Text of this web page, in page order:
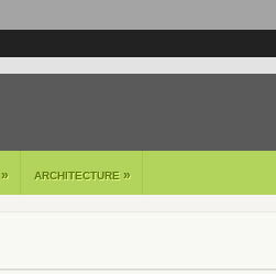
» ARCHITECTURE »